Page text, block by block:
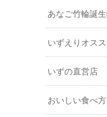
あなご竹輪誕
いずえりオスス
いずの直営店
おいしい食べ方